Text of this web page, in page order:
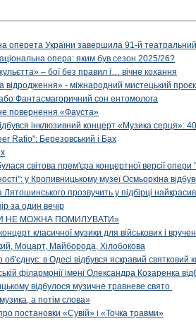
оперета України завершила 91-й
опера: яким був сезон 2025/26?
– бої без правил і… вічне кохання
відродження» - міжнародний мистецький
Фантасмагоричний сон ентомолога
повернення «Фауста»
інклюзивний концерт «Музика серця»:
Ratio": Березовський і Бах
світова прем'єра концертної версії
у Кропивницькому музеї Осмьоркіна
Лятошинського прозвучить у підбірці
за один вечір
НЕ МОЖНА ПОМИЛУВАТИ»
класичної музики для військових і
Моцарт, Майборода, Хілобокова
в Одесі відбувся яскравий
філармонії імені Олександра Козаренка
відбулося музичне травневе свято
а потім слова»
постановки «Сувій» і «Точка травми»